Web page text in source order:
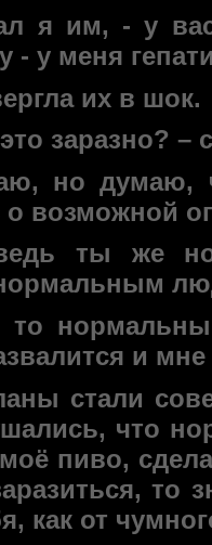
я им, - у вас
- у меня
их в шок.
заразно? –
но думаю,
возможной
ты же
и
стали
что
пиво,
то
как от